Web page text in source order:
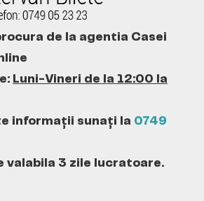
de la agentia Casei
Luni-Vineri de la 12:00 la
informații sunați la 0749
valabila 3 zile lucratoare.